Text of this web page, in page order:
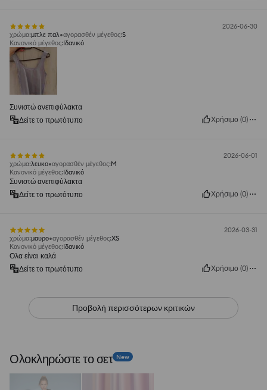
2026-06-30
χρώμα:μπλε παλ αγορασθέν μέγεθος:S
Κανονικό μέγεθος:Ιδανικό
Συνιστώ ανεπιφύλακτα
Δείτε το πρωτότυπο
Χρήσιμο (0)
2026-06-01
χρώμα:λευκο αγορασθέν μέγεθος:M
Κανονικό μέγεθος:Ιδανικό
Συνιστώ ανεπιφύλακτα
Δείτε το πρωτότυπο
Χρήσιμο (0)
2026-03-31
χρώμα:μαυρο αγορασθέν μέγεθος:XS
Κανονικό μέγεθος:Ιδανικό
Ολα είναι καλά
Δείτε το πρωτότυπο
Χρήσιμο (0)
Προβολή περισσότερων κριτικών
Ολοκληρώστε το σετ New